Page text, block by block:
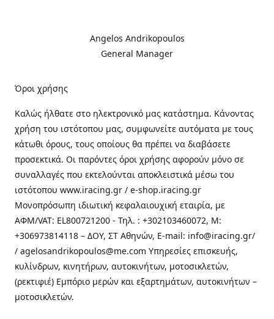
Angelos Andrikopoulos
General Manager
Όροι χρήσης
Καλώς ήλθατε στo ηλεκτρονικό μας κατάστημα. Κάνοντας
χρήση του ιστότοπου μας, συμφωνείτε αυτόματα με τους
κάτωθι όρους, τους οποίους θα πρέπει να διαβάσετε
προσεκτικά. Οι παρόντες όροι χρήσης αφορούν μόνο σε
συναλλαγές που εκτελούνται αποκλειστικά μέσω του
ιστότοπου www.iracing.gr / e-shop.iracing.gr
Μονοπρόσωπη ιδιωτική κεφαλαιουχική εταιρία, με
ΑΦΜ/VAT: EL800721200 - Τηλ. : +302103460072, M:
+306973814118 – ΔΟΥ, ΣΤ Αθηνών, E-mail: info@iracing.gr/
/ agelosandrikopoulos@me.com Υπηρεσίες επισκευής,
κυλίνδρων, κινητήρων, αυτοκινήτων, μοτοσικλετών,
(ρεκτιφιέ) Εμπόριο μερών και εξαρτημάτων, αυτοκινήτων –
μοτοσικλετών.